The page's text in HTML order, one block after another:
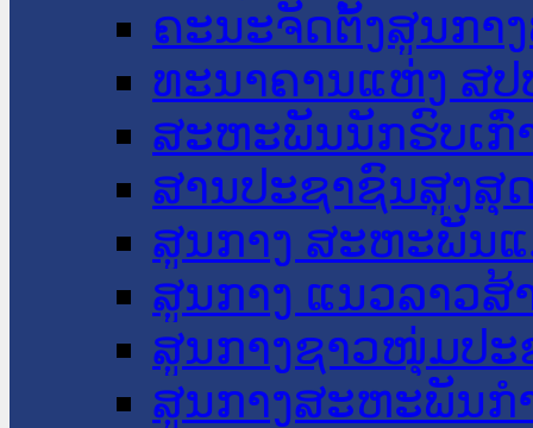
ຄະນະຈັດຕັ້ງສູນກາ
ທະນາຄານແຫ່ງ ສປ
ສະຫະພັນນັກຮົບເກົ່
ສານປະຊາຊົນສູງສຸ
ສູນກາງ ສະຫະພັນ
ສູນກາງ ແນວລາວສ້
ສູນກາງຊາວໜຸ່ມປະ
ສູນກາງສະຫະພັນກ